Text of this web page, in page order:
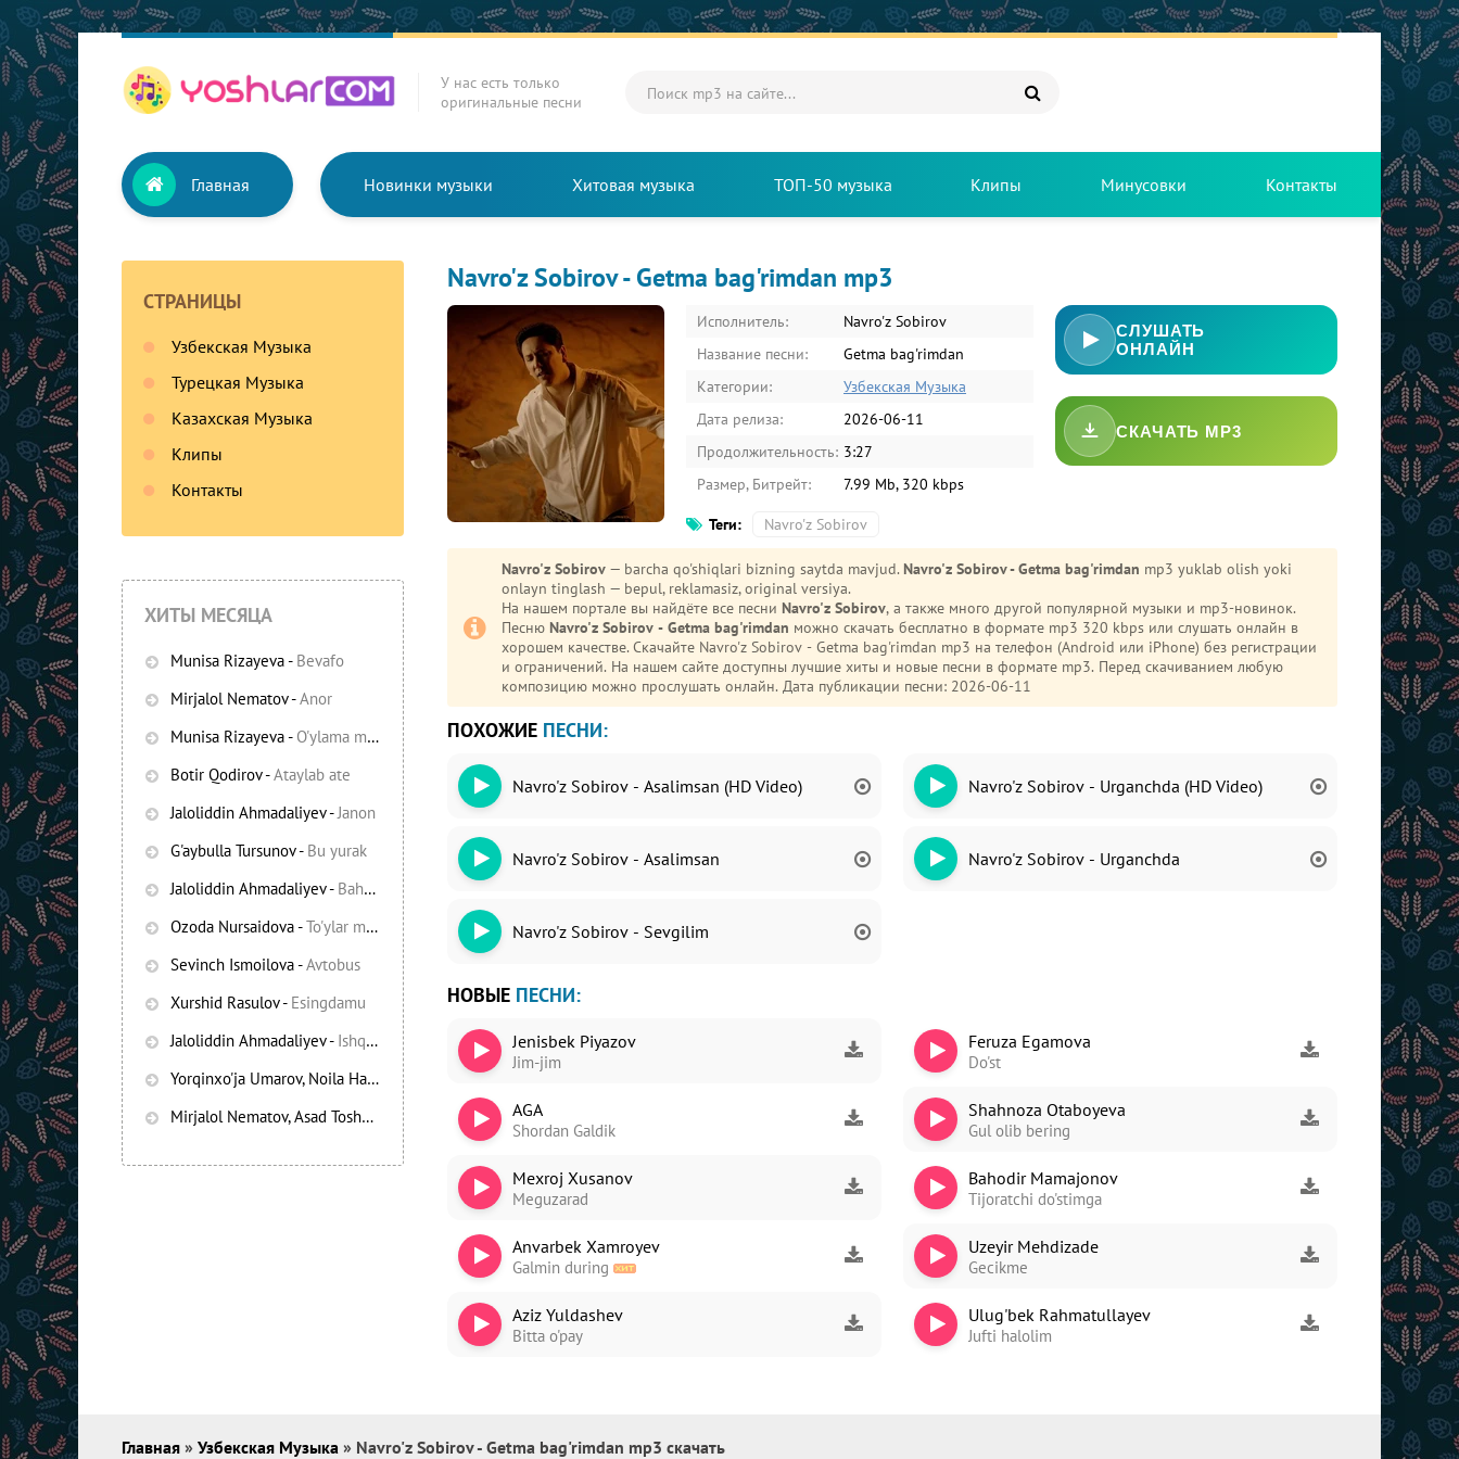
У нас есть только
оригинальные песни
Главная Новинки музыки Хитовая музыка ТОП-50 музыка Клипы Минусовки Контакты
СТРАНИЦЫ
Узбекская Музыка
Турецкая Музыка
Казахская Музыка
Клипы
Контакты
ХИТЫ МЕСЯЦА
Munisa Rizayeva- Bevafo
Mirjalol Nematov-Anor
Munisa Rizayeva- O'ylama mani
Botir Qodirov-Ataylab ate
Jaloliddin Ahmadaliyev-Janon
G'aybulla Tursunov- Bu yurak
Jaloliddin Ahmadaliyev- Bahor yomg'irlari
Ozoda Nursaidova-To'ylar muborak
Sevinch Ismoilova-Avtobus
Xurshid Rasulov- Esingdamu
Jaloliddin Ahmadaliyev- Ishqning chayqov bozorida
Yorqinxo'ja Umarov, Noila Habibullayeva
Bezori
Mirjalol Nematov, Asad Toshpo’latov
Oshiq edim
Navro'z Sobirov - Getma bag'rimdan mp3
Исполнитель:
Navro'z Sobirov
Название песни:
Getma bag'rimdan
Категории:
Узбекская Музыка
Дата релиза:
2026-06-11
Продолжительность: 3:27
Размер, Битрейт:
7.99 Mb, 320 kbps
Теги: Navro'z Sobirov
СЛУШАТЬ
ОНЛАЙН
СКАЧАТЬ MP3
Navro'z Sobirov — barcha qo'shiqlari bizning saytda mavjud. Navro'z Sobirov - Getma bag'rimdan mp3 yuklab olish yoki
onlayn tinglash — bepul, reklamasiz, original versiya.
На нашем портале вы найдёте все песни Navro'z Sobirov, а также много другой популярной музыки и mp3-новинок.
Песню Navro'z Sobirov - Getma bag'rimdan можно скачать бесплатно в формате mp3 320 kbps или слушать онлайн в
хорошем качестве. Скачайте Navro'z Sobirov - Getma bag'rimdan mp3 на телефон (Android или iPhone) без регистрации
и ограничений. На нашем сайте доступны лучшие хиты и новые песни в формате mp3. Перед скачиванием любую
композицию можно прослушать онлайн. Дата публикации песни: 2026-06-11
ПОХОЖИЕ ПЕСНИ:
Navro'z Sobirov - Asalimsan (HD Video)
Navro'z Sobirov - Asalimsan
Navro'z Sobirov - Sevgilim
Navro'z Sobirov - Urganchda (HD Video)
Navro'z Sobirov - Urganchda
НОВЫЕ ПЕСНИ:
Jenisbek Piyazov
Jim-jim
AGA
Shordan Galdik
Mexroj Xusanov
Meguzarad
Anvarbek Xamroyev
Galmin during
Aziz Yuldashev
Bitta o'pay
Feruza Egamova
Do'st
Shahnoza Otaboyeva
Gul olib bering
Bahodir Mamajonov
Tijoratchi do'stimga
Uzeyir Mehdizade
Gecikme
Ulug'bek Rahmatullayev
Jufti halolim
Главная » Узбекская Музыка » Navro'z Sobirov - Getma bag'rimdan mp3 скачать
-Bezori
Oshiq edim